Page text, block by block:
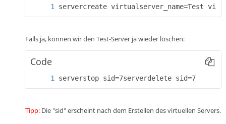
servercreate virtualserver_name=Test
Falls ja, können wir den Test-Server ja wieder löschen:
Code
serverstop sid=7serverdelete sid=7
Tipp: Die "sid" erscheint nach dem Erstellen des virtuellen Servers.